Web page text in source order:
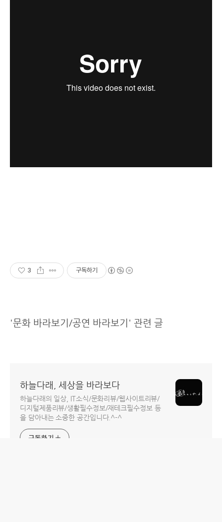
3 구독하기
'문화 바라보기/공연 바라보기' 관련 글
하늘다래, 세상을 바라보다
하늘다래의 일상, IT소식/문화리뷰/웹사이트리뷰/
디지털제품리뷰/생활필수정보/재테크필수정보 등
을 담아내는 소중한 공간입니다.^-^
구독하기